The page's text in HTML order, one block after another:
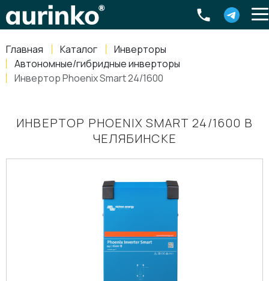
Главная Каталог
Инверторы
Автономные/гибридные инверторы
Инвертор Phoenix Smart 24/1600
ИНВЕРТОР PHOENIX SMART 24/1600 В
ЧЕЛЯБИНСКЕ
Россия, Свердловская область Екатеринбург ,
8-800-770-79-40